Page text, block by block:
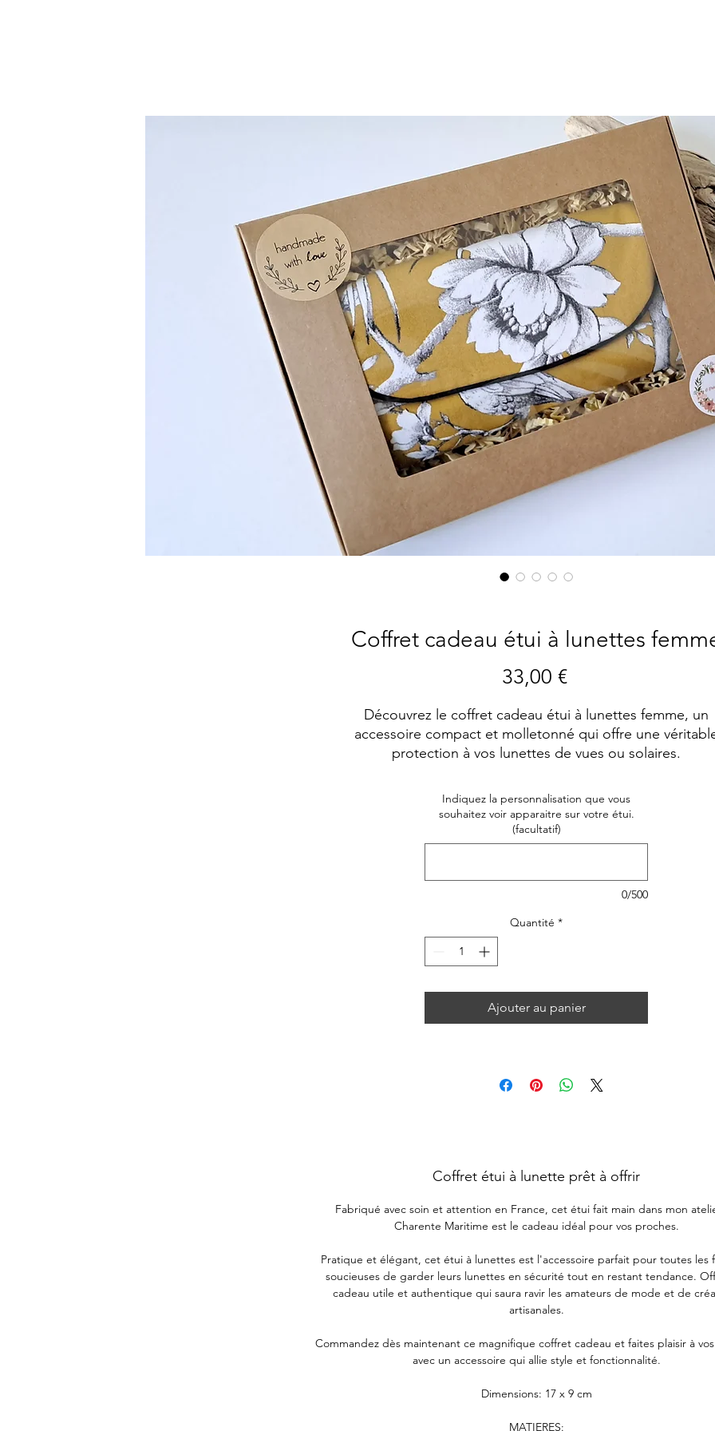
Coffret cadeau étui à lunettes
33,00 €Prix
Découvrez le coffret cadeau étui à lunettes femme, un
accessoire compact et molletonné qui offre une
protection à vos lunettes de vues ou solaires.
Indiquez la personnalisation que vous
souhaitez voir apparaitre sur votre étui.
(facultatif)
0/500
Quantité *
Ajouter au panier
Coffret étui à lunette prêt à offrir
Fabriqué avec soin et attention en France, cet étui fait main dans mon
Charente Maritime est le cadeau idéal pour vos proches.
Pratique et élégant, cet étui à lunettes est l'accessoire parfait pour toutes les
soucieuses de garder leurs lunettes en sécurité tout en restant tendance.
cadeau utile et authentique qui saura ravir les amateurs de mode et de
artisanales.
Commandez dès maintenant ce magnifique coffret cadeau et faites plaisir à
avec un accessoire qui allie style et fonctionnalité.
Dimensions: 17 x 9 cm
MATIERES: